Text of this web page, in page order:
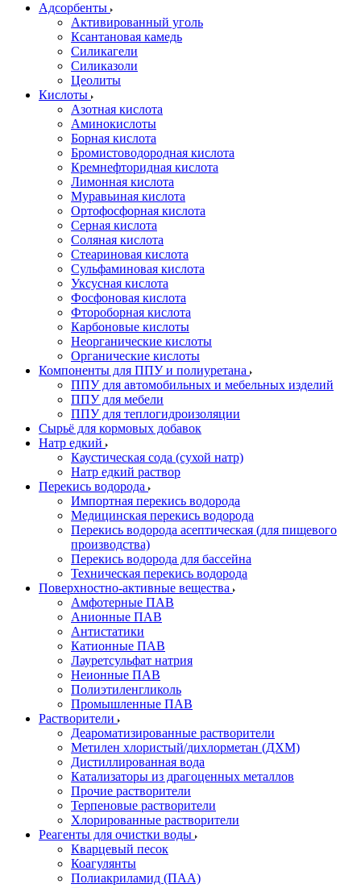
Адсорбенты
Активированный уголь
Ксантановая камедь
Силикагели
Силиказоли
Цеолиты
Кислоты
Азотная кислота
Аминокислоты
Борная кислота
Бромистоводородная кислота
Кремнефторидная кислота
Лимонная кислота
Муравьиная кислота
Ортофосфорная кислота
Серная кислота
Соляная кислота
Стеариновая кислота
Сульфаминовая кислота
Уксусная кислота
Фосфоновая кислота
Фтороборная кислота
Карбоновые кислоты
Неорганические кислоты
Органические кислоты
Компоненты для ППУ и полиуретана
ППУ для автомобильных и мебельных изделий
ППУ для мебели
ППУ для теплогидроизоляции
Сырьё для кормовых добавок
Натр едкий
Каустическая сода (сухой натр)
Натр едкий раствор
Перекись водорода
Импортная перекись водорода
Медицинская перекись водорода
Перекись водорода асептическая (для пищевого
производства)
Перекись водорода для бассейна
Техническая перекись водорода
Поверхностно-активные вещества
Амфотерные ПАВ
Анионные ПАВ
Антистатики
Катионные ПАВ
Лауретсульфат натрия
Неионные ПАВ
Полиэтиленгликоль
Промышленные ПАВ
Растворители
Деароматизированные растворители
Метилен хлористый/дихлорметан (ДХМ)
Дистиллированная вода
Катализаторы из драгоценных металлов
Прочие растворители
Терпеновые растворители
Хлорированные растворители
Реагенты для очистки воды
Кварцевый песок
Коагулянты
Полиакриламид (ПАА)